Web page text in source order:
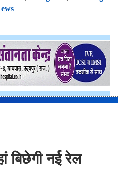
बिछेगी नई रेल